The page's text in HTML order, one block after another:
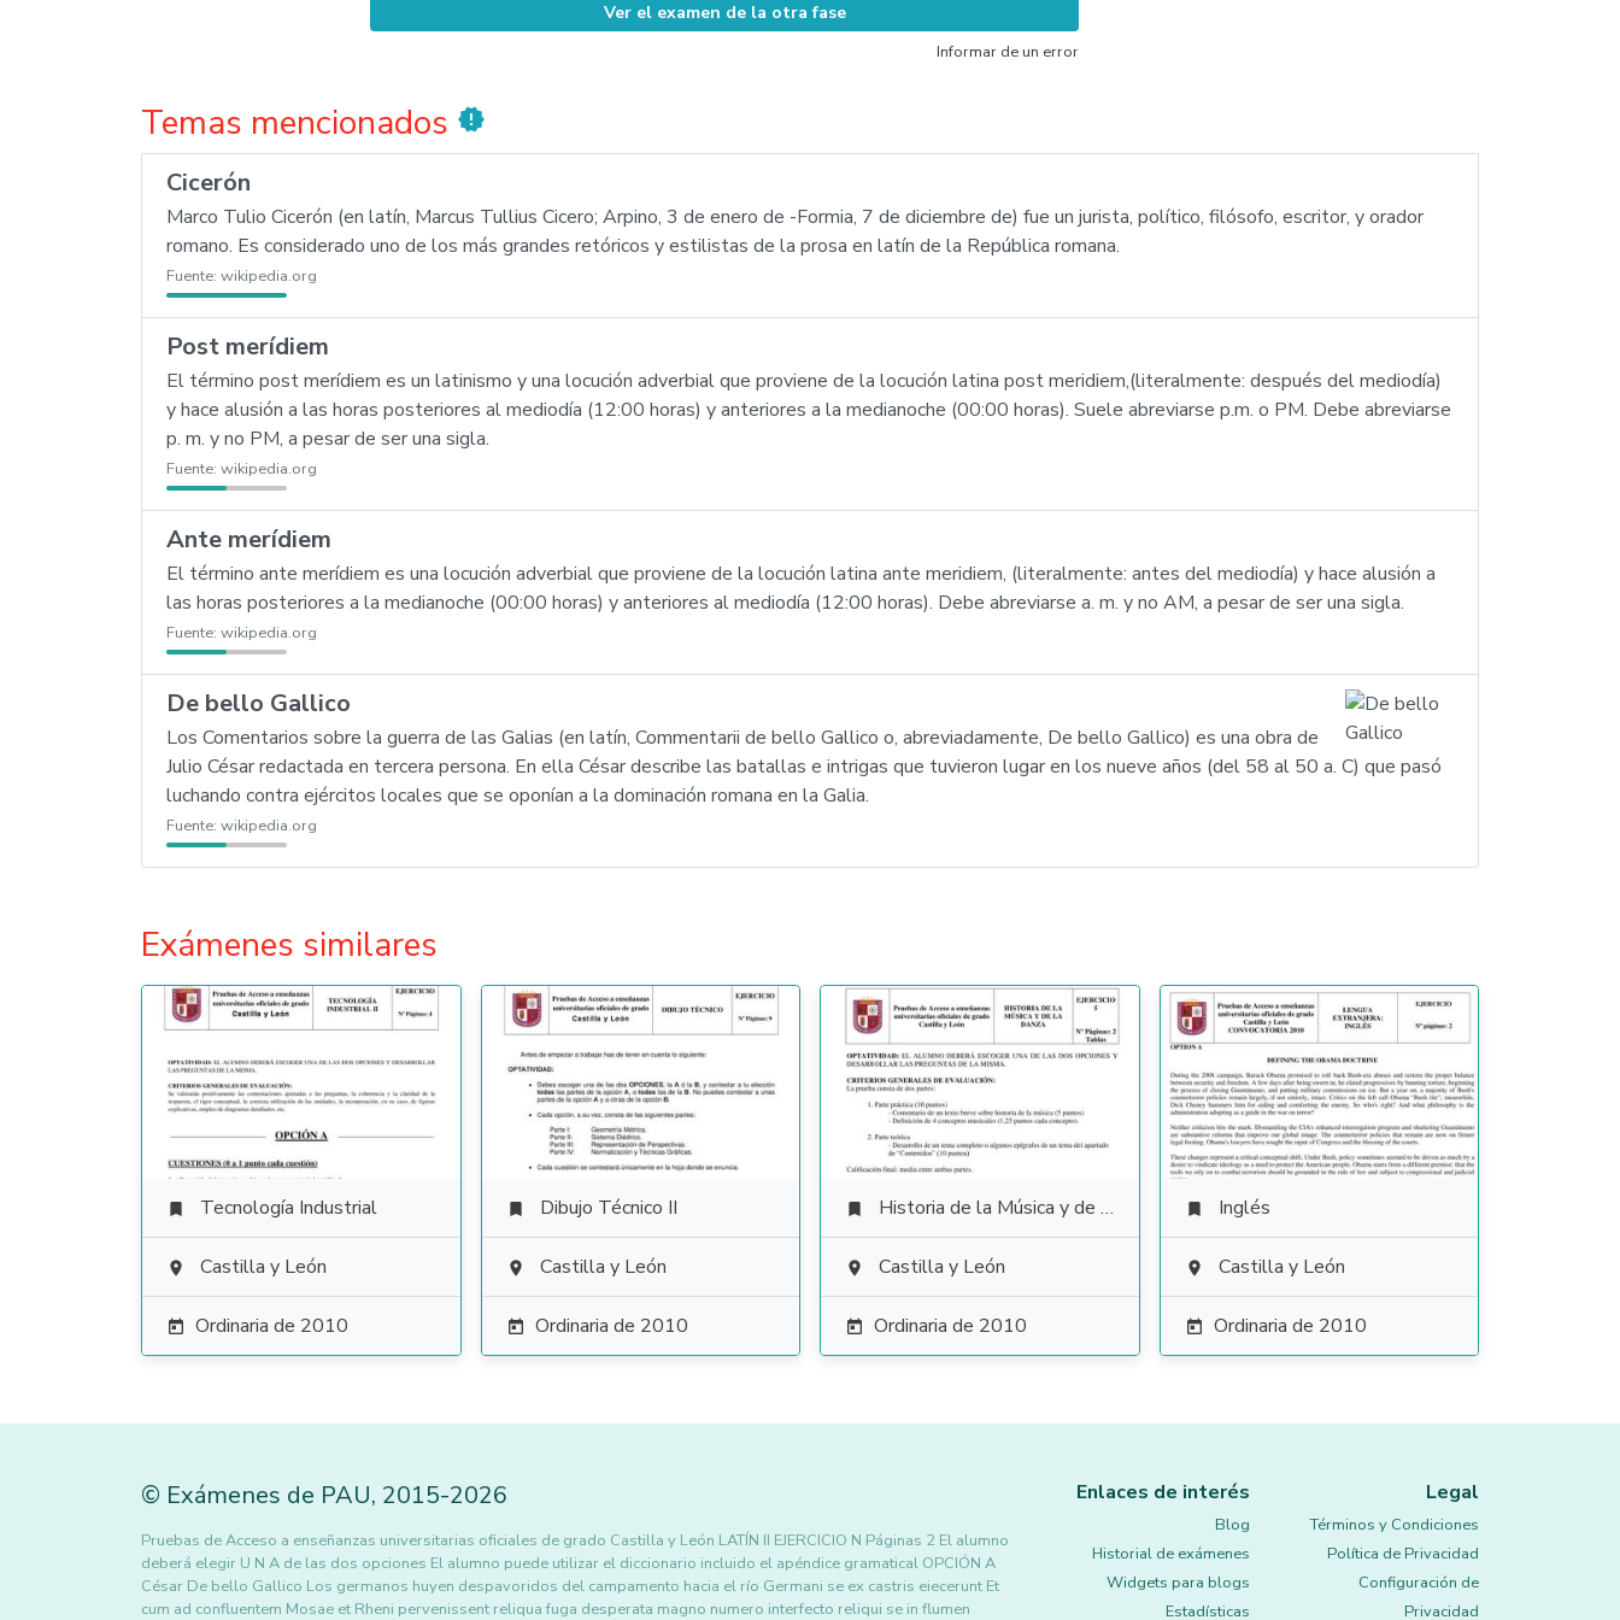
Ver el examen de la otra fase
Informar de un error
Temas mencionados new_releases
Cicerón
Marco Tulio Cicerón (en latín, Marcus Tullius Cicero; Arpino, 3 de enero de -Formia, 7 de diciembre de) fue un jurista, político, filósofo, escritor, y orador
romano. Es considerado uno de los más grandes retóricos y estilistas de la prosa en latín de la República romana.
Fuente: wikipedia.org
Post merídiem
El término post merídiem es un latinismo y una locución adverbial que proviene de la locución latina post meridiem,(literalmente: después del mediodía)
y hace alusión a las horas posteriores al mediodía (12:00 horas) y anteriores a la medianoche (00:00 horas). Suele abreviarse p.m. o PM. Debe abreviarse
p. m. y no PM, a pesar de ser una sigla.
Fuente: wikipedia.org
Ante merídiem
El término ante merídiem es una locución adverbial que proviene de la locución latina ante meridiem, (literalmente: antes del mediodía) y hace alusión a
las horas posteriores a la medianoche (00:00 horas) y anteriores al mediodía (12:00 horas). Debe abreviarse a. m. y no AM, a pesar de ser una sigla.
Fuente: wikipedia.org
De bello Gallico
Los Comentarios sobre la guerra de las Galias (en latín, Commentarii de bello Gallico o, abreviadamente, De bello Gallico) es una obra de
Julio César redactada en tercera persona. En ella César describe las batallas e intrigas que tuvieron lugar en los nueve años (del 58 al 50 a. C) que pasó
luchando contra ejércitos locales que se oponían a la dominación romana en la Galia.
Fuente: wikipedia.org
Exámenes similares
 Tecnología Industrial
 Castilla y León
 Ordinaria de 2010
 Dibujo Técnico II
 Castilla y León
 Ordinaria de 2010
 Historia de la Música y de la Danza
 Castilla y León
 Ordinaria de 2010
 Inglés
 Castilla y León
 Ordinaria de 2010
© Exámenes de PAU, 2015-2026
Pruebas de Acceso a enseñanzas universitarias oficiales de grado Castilla y León LATÍN II EJERCICIO N Páginas 2 El alumno
deberá elegir U N A de las dos opciones El alumno puede utilizar el diccionario incluido el apéndice gramatical OPCIÓN A
César De bello Gallico Los germanos huyen despavoridos del campamento hacia el río Germani se ex castris eiecerunt Et
cum ad confluentem Mosae et Rheni pervenissent reliqua fuga desperata magno numero interfecto reliqui se in flumen
Enlaces de interés
Blog
Historial de exámenes
Widgets para blogs
Estadísticas
Legal
Términos y Condiciones
Política de Privacidad
Configuración de
Privacidad